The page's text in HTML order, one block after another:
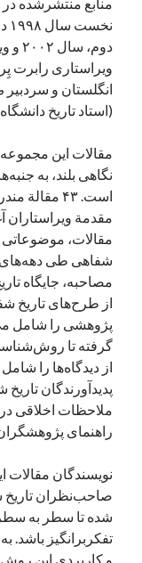
نخست سال ۱۹۹۸ در انتشارات روتلج
ویراستاری رابرت
انگلستان و سردبیر
(استاد تاریخ
مقالات این
نگاهی بلند، به
است. ۴۳
مقدمة‌
مقالات،
شفاهی طی دهه‌های
مصاحبه، جایگاه
از طرح‌های تاریخ
پژوهشی را شامل
گرفته تا
از دیدگاه‌ها را
پدیدآورندگان
ملاحظات اخلاقی
راهنمای
نویسندگان
صاحب‌نظران تاریخ
شده تا سطر به سطر
تفکربرانگیز باشد.
و کاربردی این